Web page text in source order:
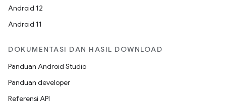
Android 12
Android 11
DOKUMENTASI DAN HASIL DOWNLOAD
Panduan Android Studio
Panduan developer
Referensi API